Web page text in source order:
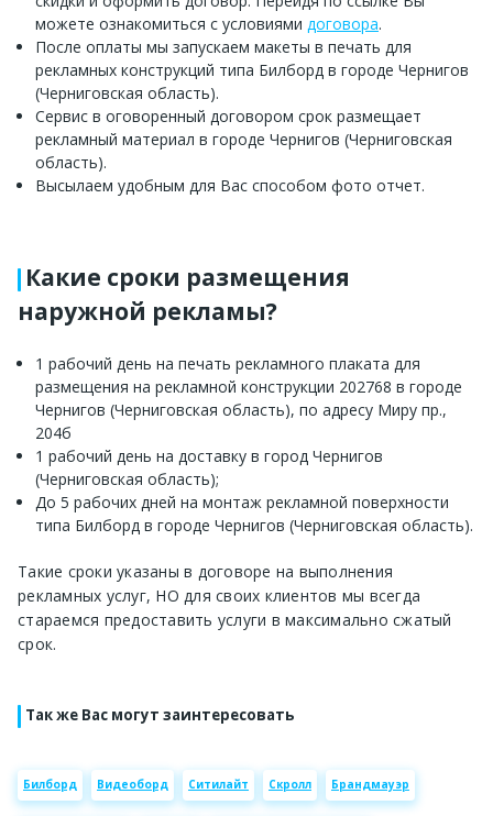
можете ознакомиться с условиями договора.
После оплаты мы запускаем макеты в печать для
рекламных конструкций типа Билборд в городе Чернигов
(Черниговская область).
Сервис в оговоренный договором срок размещает
рекламный материал в городе Чернигов (Черниговская
область).
Высылаем удобным для Вас способом фото отчет.
Какие сроки размещения
наружной рекламы?
1 рабочий день на печать рекламного плаката для
размещения на рекламной конструкции 202768 в городе
Чернигов (Черниговская область), по адресу Миру пр.,
204б
1 рабочий день на доставку в город Чернигов
(Черниговская область);
До 5 рабочих дней на монтаж рекламной поверхности
типа Билборд в городе Чернигов (Черниговская область).
Такие сроки указаны в договоре на выполнения
рекламных услуг, НО для своих клиентов мы всегда
стараемся предоставить услуги в максимально сжатый
срок.
Так же Вас могут заинтересовать
Билборд Видеоборд Ситилайт Скролл Брандмауэр